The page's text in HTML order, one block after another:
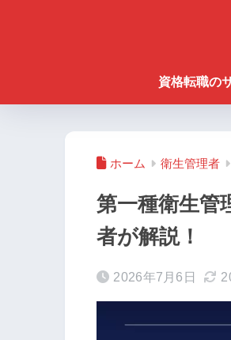
資格転職の
ホーム 衛生管理者
第一種衛生管
者が解説！
2026年7月6日